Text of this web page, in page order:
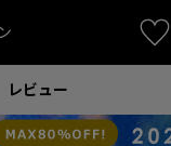
レビュー